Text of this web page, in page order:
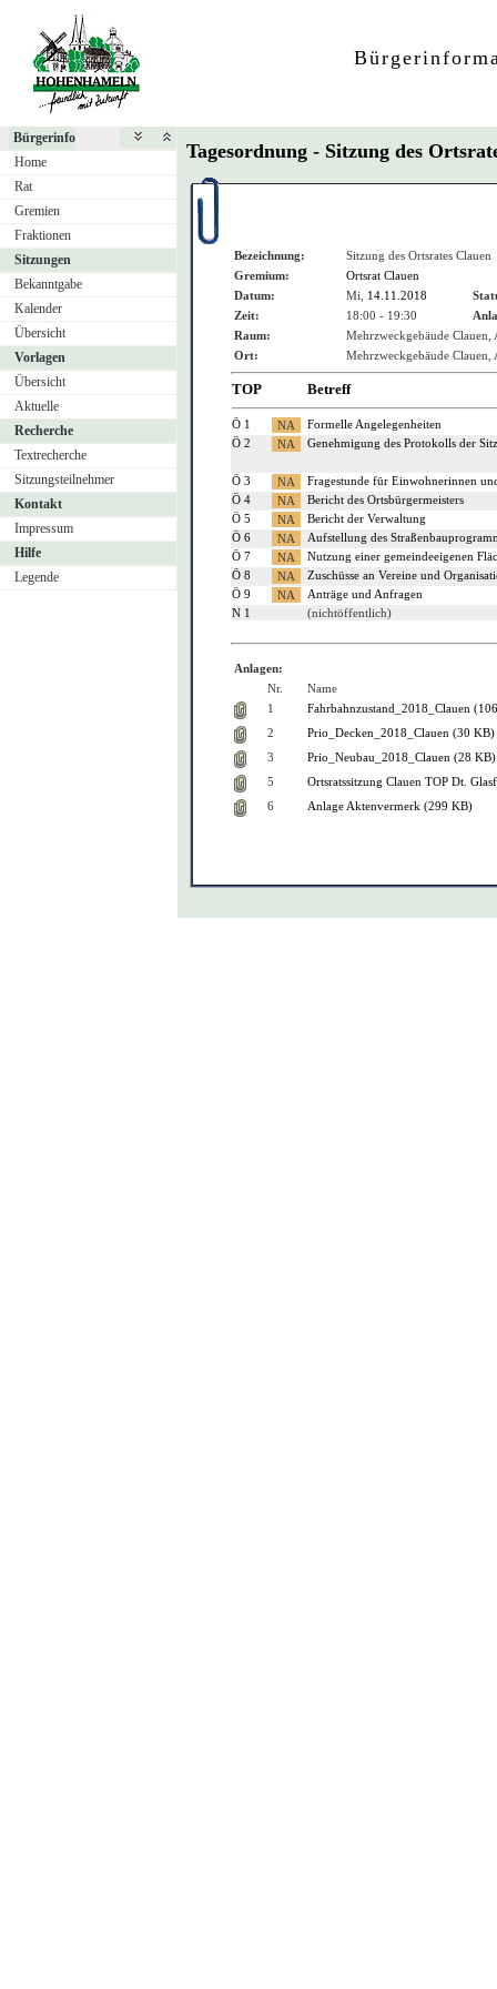
Bürgerinfo
Home
Rat
Gremien
Fraktionen
Sitzungen
Bekanntgabe
Kalender
Übersicht
Vorlagen
Übersicht
Aktuelle
Recherche
Textrecherche
Sitzungsteilnehmer
Kontakt
Impressum
Hilfe
Legende
Tagesordnung - Sitzung des
Bezeichnung:
Sitzung des Ortsrates Clauen
Gremium:
Ortsrat Clauen
Datum:
Mi, 14.11.2018
Zeit:
18:00 - 19:30
Raum:
Mehrzweckgebäude Clauen,
Ort:
Mehrzweckgebäude Clauen,
TOP Betreff
Ö 1
Formelle Angelegenheiten
Ö 2
Genehmigung des Protokolls der
Ö 3
Fragestunde für Einwohnerinnen
Ö 4
Bericht des Ortsbürgermeisters
Ö 5
Bericht der Verwaltung
Ö 6
Aufstellung des
Ö 7
Nutzung einer gemeindeeigenen
Ö 8
Zuschüsse an Vereine und
Ö 9
Anträge und Anfragen
N 1
(nichtöffentlich)
Anlagen:
Nr.
Name
1
Fahrbahnzustand_2018_Clauen
2
Prio_Decken_2018_Clauen (30 KB)
3
Prio_Neubau_2018_Clauen (28 KB)
5
Ortsratssitzung Clauen TOP Dt.
6
Anlage Aktenvermerk (299 KB)